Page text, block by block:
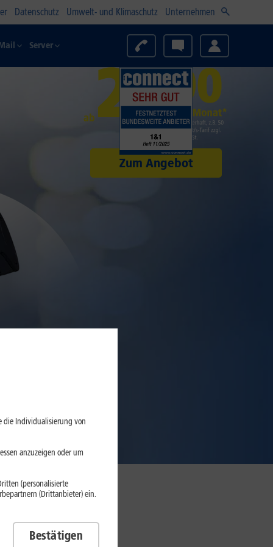
Datenschutz Umwelt- und Klimaschutz Unternehmen
Server
Zum Angebot
die Individualisierung von
anzuzeigen oder um
(personalisierte
(Drittanbieter) ein.
Bestätigen